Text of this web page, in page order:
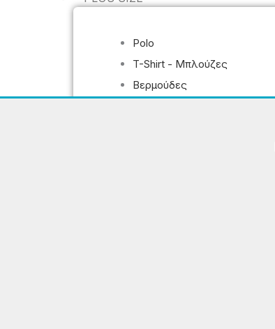
Polo
T-Shirt - Μπλούζες
Βερμούδες